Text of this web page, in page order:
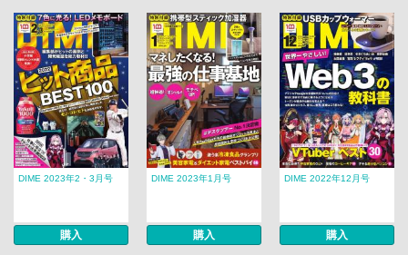
DIME 2023年2・3月号
購入
DIME 2023年1月号
購入
DIME 2022年12月号
購入